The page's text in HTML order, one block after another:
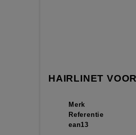
HAIRLINET
Merk
Referentie
ean13